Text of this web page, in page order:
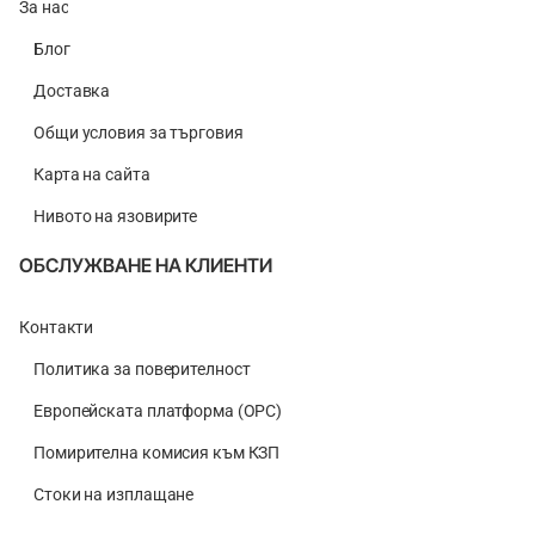
За нас
Блог
Доставка
Общи условия за търговия
Карта на сайта
Нивото на язовирите
ОБСЛУЖВАНЕ НА КЛИЕНТИ
Контакти
Политика за поверителност
Европейската платформа (ОРС)
Помирителна комисия към КЗП
Стоки на изплащане